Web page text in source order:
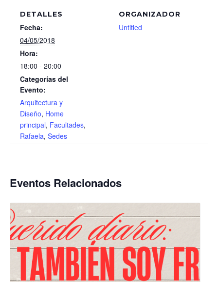
DETALLES
Fecha:
04/05/2018
Hora:
18:00 - 20:00
Categorías del
Evento:
Arquitectura y
Diseño, Home
principal, Facultades,
Rafaela, Sedes
ORGANIZADOR
Untitled
Eventos Relacionados